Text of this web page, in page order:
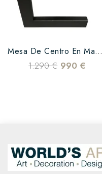
Mesa De Centro En Madera De...
1.290 € 990 €